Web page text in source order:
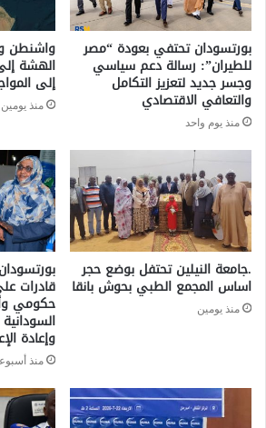
بورتسودان تحتفي بعودة “مصر
للطيران”: رسالة دعم سياسي
وجسر جديد لتعزيز التكامل
والتعافي الاقتصادي
منذ يوم واحد
واشنطن
الهشة
إلى
منذ يومين
.جامعة النيلين تحتفل بوضع حجر
اساس المجمع الطبي بحوش بانقا
منذ يومين
قادرات
حكومي
وإعادة
منذ